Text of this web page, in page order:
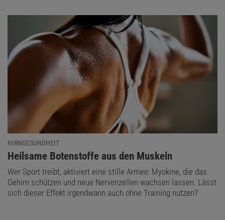
HIRNGESUNDHEIT
:
Heilsame Botenstoffe aus den Muskeln
Wer Sport treibt, aktiviert eine stille Armee: Myokine, die das
Gehirn schützen und neue Nervenzellen wachsen lassen. Lässt
sich dieser Effekt irgendwann auch ohne Training nutzen?